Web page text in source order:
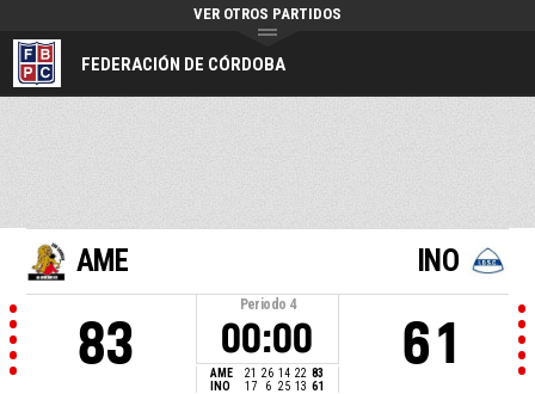
FEDERACIÓN DE CÓRDOBA
VER OTROS PARTIDOS
AME
83
Periodo 4
00:00
AME 21 26 14 22 83
INO
17 6 25 13 61
INO
61